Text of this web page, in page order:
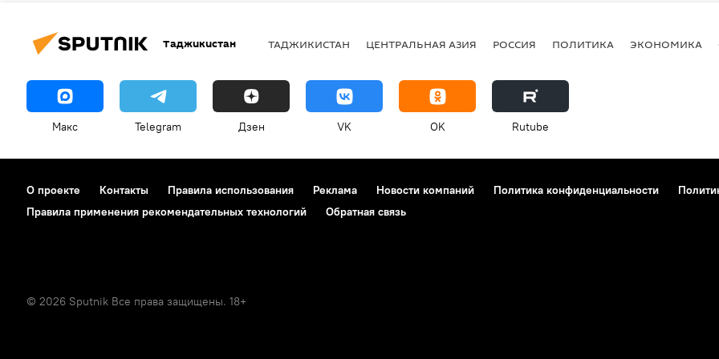
Таджикистан ТАДЖИКИСТАН ЦЕНТРАЛЬНАЯ АЗИЯ РОССИЯ ПОЛИТИКА ЭКОНОМИКА
Макс Telegram Дзен VK OK Rutube
О проекте Контакты Правила использования Реклама Новости компаний Политика конфиденциальности
Правила применения рекомендательных технологий
Обратная связь
© 2026 Sputnik Все права защищены. 18+